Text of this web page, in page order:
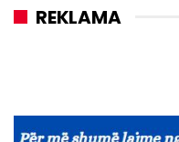
REKLAMA